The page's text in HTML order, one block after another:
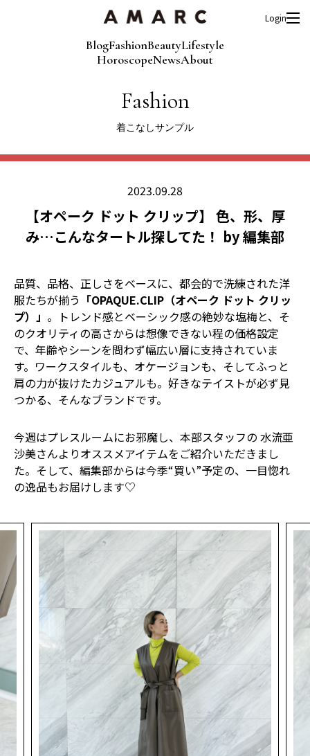
BlogFashionBeautyLifestyle
HoroscopeNewsAbout
Login
Fashion
着こなしサンプル
2023.09.28
【オペーク ドット クリップ】 色、形、厚
み…こんなタートル探してた！ by 編集部
品質、品格、正しさをベースに、都会的で洗練された洋
服たちが揃う 「OPAQUE.CLIP（オペーク ドット クリッ
プ）」 。トレンド感とベーシック感の絶妙な塩梅と、そ
のクオリティの高さからは想像できない程の価格設定
で、年齢やシーンを問わず幅広い層に支持されていま
す。ワークスタイルも、オケージョンも、そしてふっと
肩の力が抜けたカジュアルも。好きなテイストが必ず見
つかる、そんなブランドです。
今週はプレスルームにお邪魔し、本部スタッフの 水流亜
沙美さんよりオススメアイテムをご紹介いただきまし
た。そして、編集部からは今季“買い”予定の、一目惚れ
の逸品もお届けします♡